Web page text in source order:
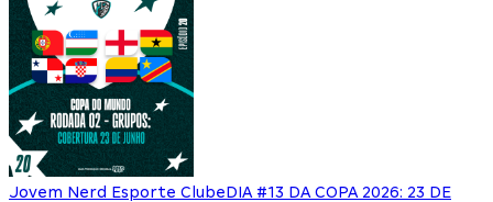
Jovem Nerd Esporte ClubeDIA #13 DA COPA 2026: 23 DE